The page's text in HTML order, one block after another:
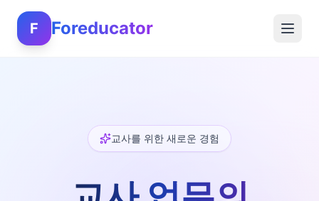
F Foreducator
교사를 위한 새로운 경험